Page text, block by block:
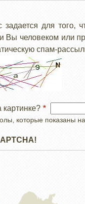
задается для того,
Вы человеком или
спам-
картинке?
которые показаны